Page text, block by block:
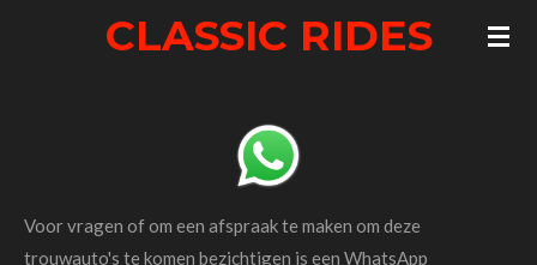
CLASSIC RIDES
Voor vragen of om een afspraak te maken om deze
trouwauto's te komen bezichtigen is een WhatsApp